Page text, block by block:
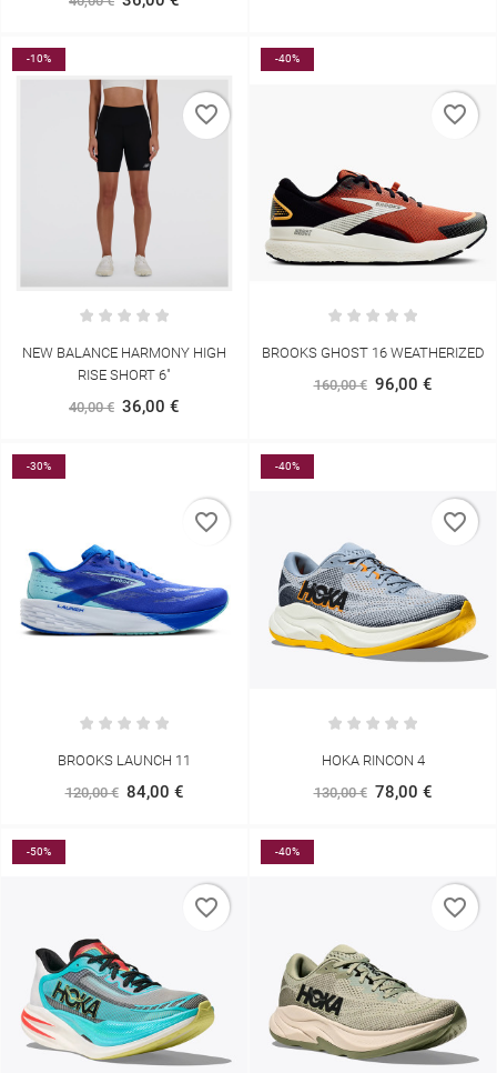
-10%
NEW BALANCE HARMONY HIGH
RISE SHORT 6"
40,00 € 36,00 €
favorite_border
-40%
BROOKS GHOST 16 WEATHERIZED
160,00 € 96,00 €
favorite_border
-30%
BROOKS LAUNCH 11
120,00 € 84,00 €
favorite_border
-40%
HOKA RINCON 4
130,00 € 78,00 €
favorite_border
-50%
favorite_border
-40%
favorite_border